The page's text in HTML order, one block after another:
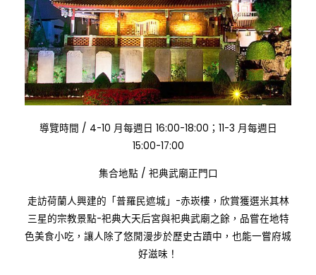
導覽時間: / 4-10 月每週日 16:00-18:00；11-3 月每週日
15:00-17:00
集合地點:/ 祀典武廟正門口
走訪荷蘭人興建的「普羅民遮城」-赤崁樓，欣賞獲選米其林
三星的宗教景點-祀典大天后宮與祀典武廟之餘，品嘗在地特
色美食小吃，讓人除了悠閒漫步於歷史古蹟中，也能一嘗府城
好滋味！